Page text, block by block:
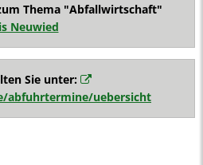
Thema "Abfallwirtschaft"
Neuwied
Sie unter:
abfuhrtermine/uebersicht